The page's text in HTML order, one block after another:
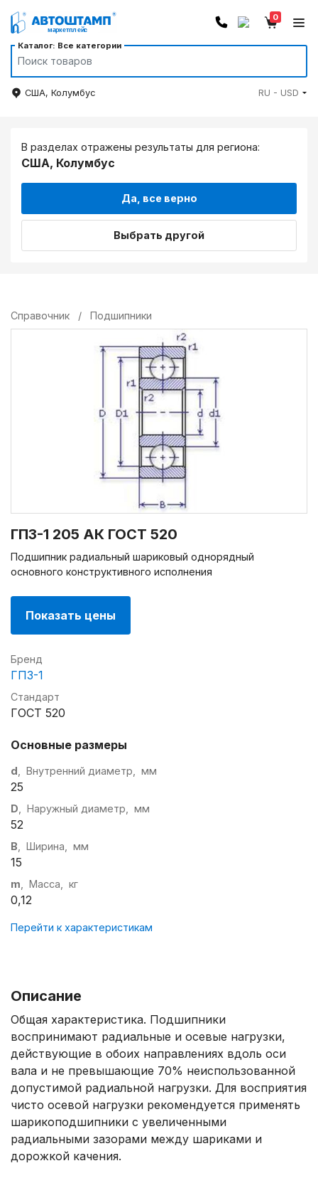
Каталог: Все категории
0
США, Колумбус RU - USD
В разделах отражены результаты для региона:
США, Колумбус
Да, все верно
Выбрать другой
Справочник / Подшипники
ГПЗ-1 205 АК ГОСТ 520
Подшипник радиальный шариковый однорядный
основного конструктивного исполнения
Показать цены
Бренд
ГПЗ-1
Стандарт
ГОСТ 520
Основные размеры
d , Внутренний диаметр, мм
25
D , Наружный диаметр, мм
52
B , Ширина, мм
15
m , Масса, кг
0,12
Перейти к характеристикам
Описание
Общая характеристика. Подшипники
воспринимают радиальные и осевые нагрузки,
действующие в обоих направлениях вдоль оси
вала и не превышающие 70% неиспользованной
допустимой радиальной нагрузки. Для восприятия
чисто осевой нагрузки рекомендуется применять
шарикоподшипники с увеличенными
радиальными зазорами между шариками и
дорожкой качения.